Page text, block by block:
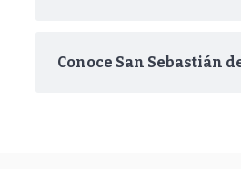
Conoce San Sebastián